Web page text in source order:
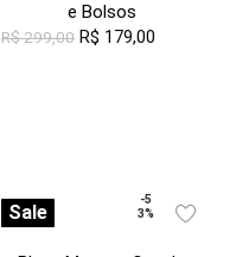
e Bolsos
R$299,00 R$ 179,00
Sale
-5
3%